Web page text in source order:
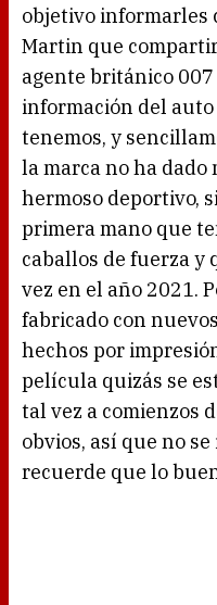
objetivo informarles
Martin que
agente británico 007
información del
tenemos, y
la marca no ha
hermoso deportivo,
primera mano que
caballos de fuerza y
vez en el año 2021.
fabricado con
hechos por
película quizás se
tal vez a comienzos
obvios, así que no
recuerde que lo